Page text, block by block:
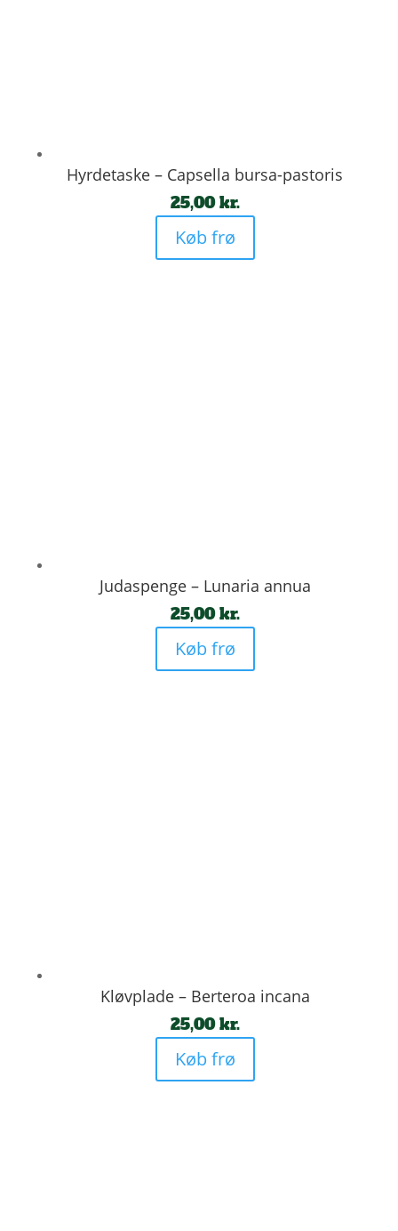
Hyrdetaske – Capsella bursa-pastoris
25,00kr.
Køb frø
Judaspenge – Lunaria annua
25,00kr.
Køb frø
Kløvplade – Berteroa incana
25,00kr.
Køb frø